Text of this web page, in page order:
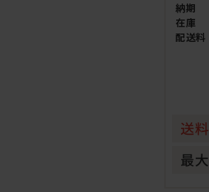
納期
在庫
配送料